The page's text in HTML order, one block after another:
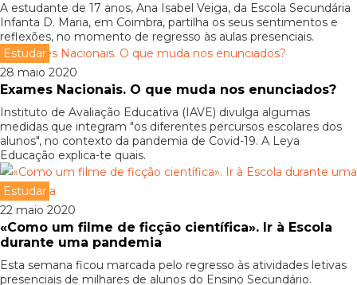
A estudante de 17 anos, Ana Isabel Veiga, da Escola Secundária
Infanta D. Maria, em Coimbra, partilha os seus sentimentos e
reflexões, no momento de regresso às aulas presenciais.
Estudar
28 maio 2020
Exames Nacionais. O que muda nos enunciados?
Instituto de Avaliação Educativa (IAVE) divulga algumas
medidas que integram "os diferentes percursos escolares dos
alunos", no contexto da pandemia de Covid-19. A Leya
Educação explica-te quais.
Estudar
22 maio 2020
«Como um filme de ficção científica». Ir à Escola
durante uma pandemia
Esta semana ficou marcada pelo regresso às atividades letivas
presenciais de milhares de alunos do Ensino Secundário.